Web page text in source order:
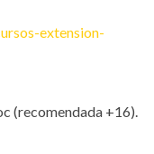
extension-
(recomendada +16).